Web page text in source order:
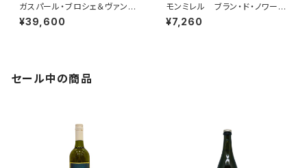
ガスパール・ブロシェ＆ヴァンサ
ン・ブロシェ 2本セット その３
(LE COQ Tome I+ミレジム’1
¥39,600
モンミレル ブラン・ド・ノワー
ル クレマン・ピコネ・セレクシ
ョン
¥7,260
セール中の商品